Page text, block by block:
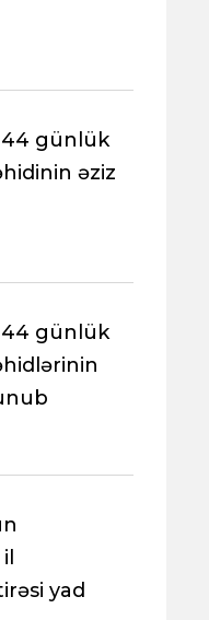
44 günlük
əziz
44 günlük
yad